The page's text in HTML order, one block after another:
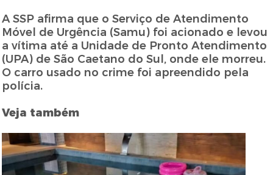
A SSP afirma que o Serviço de Atendimento
Móvel de Urgência (Samu) foi acionado e levou
a vítima até a Unidade de Pronto Atendimento
(UPA) de São Caetano do Sul, onde ele morreu.
O carro usado no crime foi apreendido pela
polícia.
Veja também